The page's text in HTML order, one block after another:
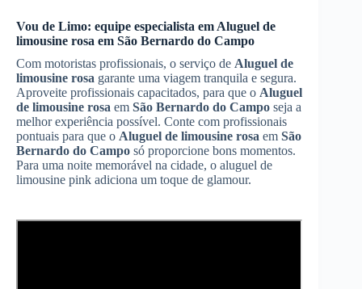
Vou de Limo: equipe especialista em Aluguel de
limousine rosa em São Bernardo do Campo
Com motoristas profissionais, o serviço de Aluguel de
limousine rosa garante uma viagem tranquila e segura.
Aproveite profissionais capacitados, para que o Aluguel
de limousine rosa em São Bernardo do Campo seja a
melhor experiência possível. Conte com profissionais
pontuais para que o Aluguel de limousine rosa em São
Bernardo do Campo só proporcione bons momentos.
Para uma noite memorável na cidade, o aluguel de
limousine pink adiciona um toque de glamour.